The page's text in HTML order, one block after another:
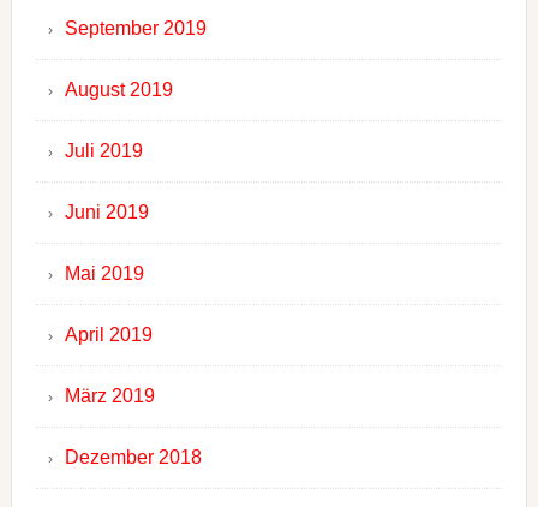
September 2019
August 2019
Juli 2019
Juni 2019
Mai 2019
April 2019
März 2019
Dezember 2018